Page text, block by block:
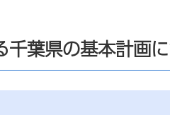
葉県の基本計画